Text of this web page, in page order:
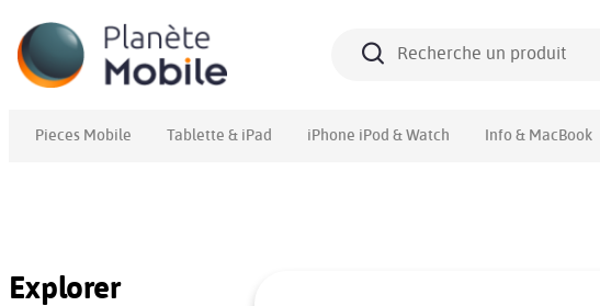
Pieces Mobile Tablette & iPad iPhone iPod & Watch Info & MacBook
Explorer